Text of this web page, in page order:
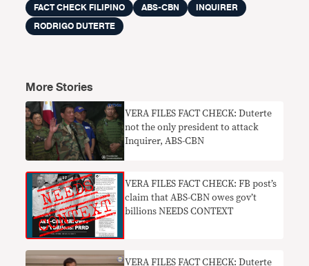
FACT CHECK FILIPINO ABS-CBN
INQUIRER
RODRIGO DUTERTE
More Stories
VERA FILES FACT CHECK: Duterte
not the only president to attack
Inquirer, ABS-CBN
VERA FILES FACT CHECK: FB post’s
claim that ABS-CBN owes gov’t
billions NEEDS CONTEXT
VERA FILES FACT CHECK: Duterte